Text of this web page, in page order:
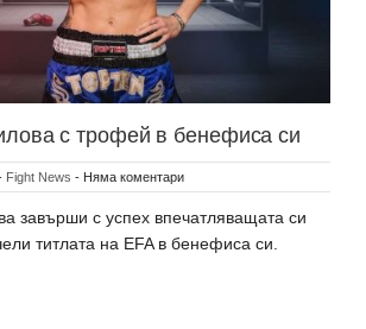
с трофей в бенефиса си
Fight News - Няма коментари
завърши с успех впечатляващата си
титлата на EFA в бенефиса си.